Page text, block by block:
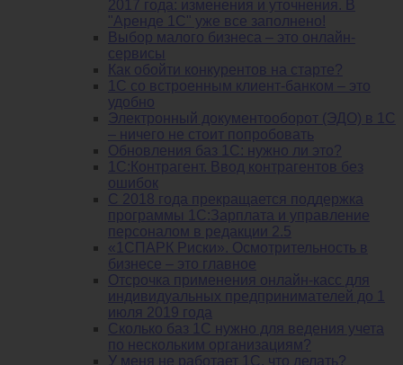
2017 года: изменения и уточнения. В
"Аренде 1С" уже все заполнено!
Выбор малого бизнеса – это онлайн-
сервисы
Как обойти конкурентов на старте?
1C со встроенным клиент-банком – это
удобно
Электронный документооборот (ЭДО) в 1С
– ничего не стоит попробовать
Обновления баз 1С: нужно ли это?
1С:Контрагент. Ввод контрагентов без
ошибок
С 2018 года прекращается поддержка
программы 1С:Зарплата и управление
персоналом в редакции 2.5
«1СПАРК Риски». Осмотрительность в
бизнесе – это главное
Отсрочка применения онлайн-касс для
индивидуальных предпринимателей до 1
июля 2019 года
Сколько баз 1C нужно для ведения учета
по нескольким организациям?
У меня не работает 1С, что делать?